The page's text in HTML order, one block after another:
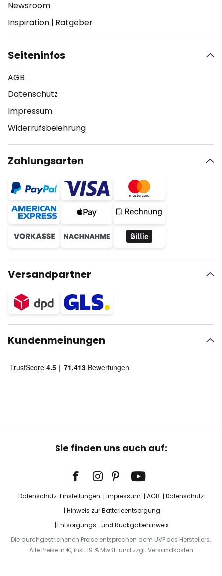
Newsroom
Inspiration | Ratgeber
Seiteninfos
AGB
Datenschutz
Impressum
Widerrufsbelehrung
Zahlungsarten
Versandpartner
Kundenmeinungen
Sie finden uns auch auf:
Datenschutz-Einstellungen Impressum AGB
Datenschutz
Hinweis zur Batterieentsorgung
Entsorgungs- und Rückgabehinweis
Die durchgestrichenen Preise entsprechen dem UVP des Herstellers.
Alle Preise in €, inkl. 19 % MwSt. und zzgl. Versandkosten